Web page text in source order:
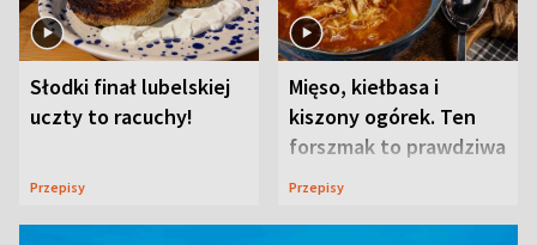
Słodki finał lubelskiej
uczty to racuchy!
Przepisy
Mięso, kiełbasa i
kiszony ogórek. Ten
forszmak to prawdziwa
uczta
Przepisy